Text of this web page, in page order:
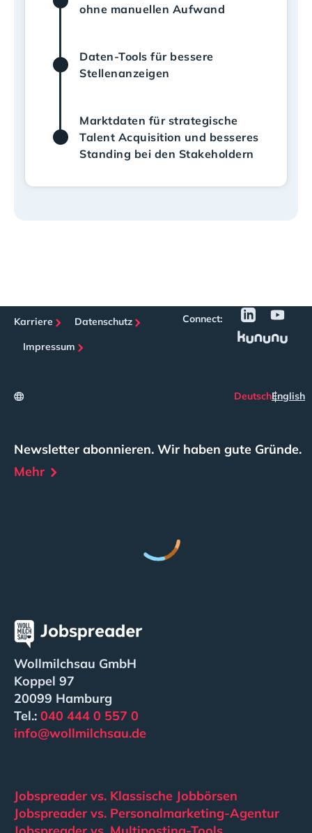
ohne manuellen Aufwand
Daten-Tools für bessere
Stellenanzeigen
Marktdaten für strategische
Talent Acquisition und besseres
Standing bei den Stakeholdern
Karriere
Datenschutz
Impressum
Connect:
DeutschEnglish
Wollmilchsau GmbH
Koppel 97
20099 Hamburg
Tel.: 040 444 0 557 0
info@wollmilchsau.de
Newsletter abonnieren. Wir haben gute Gründe.
Mehr
Jobspreader vs. Klassische Jobbörsen
Jobspreader vs. Personalmarketing-Agentur